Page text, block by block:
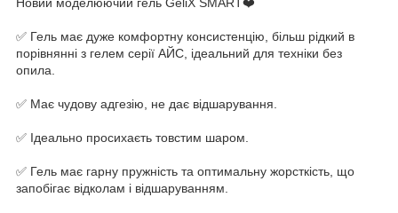
✅ Гель має дуже комфортну консистенцію, більш рідкий в
порівнянні з гелем серії АЙС, ідеальний для техніки без
опила.
✅ Має чудову адгезію, не дає відшарування.
✅ Ідеально просихаєть товстим шаром.
✅ Гель має гарну пружність та оптимальну жорсткість, що
запобігає відколам і відшаруванням.